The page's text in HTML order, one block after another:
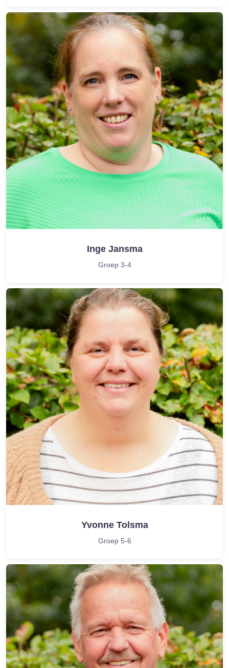
Inge Jansma
Groep 3-4
Yvonne Tolsma
Groep 5-6